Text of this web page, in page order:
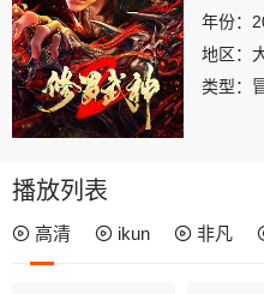
年份：
地区：
类型：
播放列表
高清 ikun 非凡